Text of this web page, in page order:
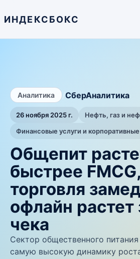
ИНДЕКСБОКС
Аналитика СберАналитика
26 ноября 2025 г.
Нефть, газ и
Финансовые услуги и
Общепит
быстрее
торговля
офлайн растет
чека
Сектор общественного
самую высокую динамику